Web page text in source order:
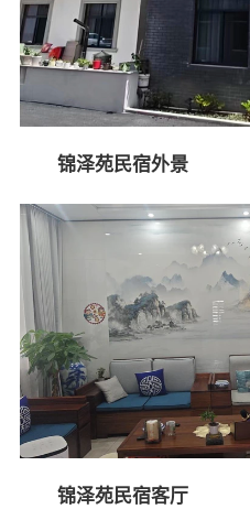
锦泽苑民宿外景
锦泽苑民宿客厅